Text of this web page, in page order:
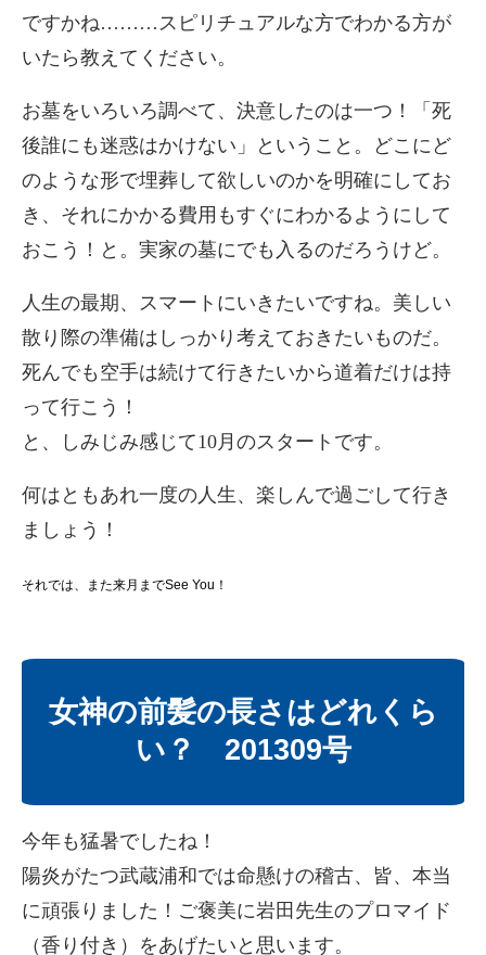
ですかね………スピリチュアルな方でわかる方が
いたら教えてください。
お墓をいろいろ調べて、決意したのは一つ！「死
後誰にも迷惑はかけない」ということ。どこにど
のような形で埋葬して欲しいのかを明確にしてお
き、それにかかる費用もすぐにわかるようにして
おこう！と。実家の墓にでも入るのだろうけど。
人生の最期、スマートにいきたいですね。美しい
散り際の準備はしっかり考えておきたいものだ。
死んでも空手は続けて行きたいから道着だけは持
って行こう！
と、しみじみ感じて10月のスタートです。
何はともあれ一度の人生、楽しんで過ごして行き
ましょう！
それでは、また来月までSee You！
女神の前髪の長さはどれくら
い？ 201309号
今年も猛暑でしたね！
陽炎がたつ武蔵浦和では命懸けの稽古、皆、本当
に頑張りました！ご褒美に岩田先生のプロマイド
（香り付き）をあげたいと思います。